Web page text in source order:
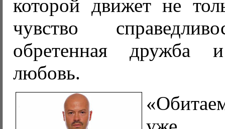
которой движет не
чувство
обретенная дружба
любовь.